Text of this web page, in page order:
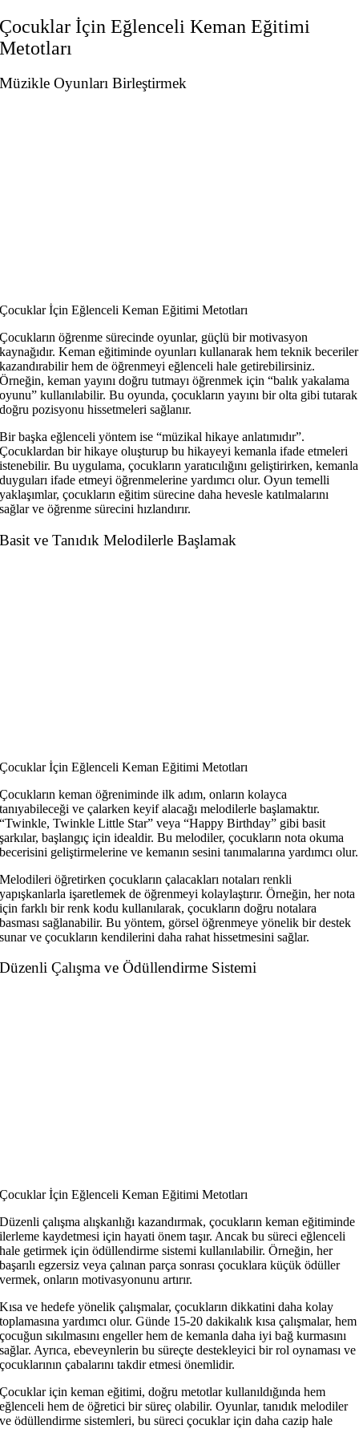
Çocuklar İçin Eğlenceli Keman Eğitimi
Metotları
Müzikle Oyunları Birleştirmek
Çocuklar İçin Eğlenceli Keman Eğitimi Metotları
Çocukların öğrenme sürecinde oyunlar, güçlü bir motivasyon
kaynağıdır. Keman eğitiminde oyunları kullanarak hem teknik beceriler
kazandırabilir hem de öğrenmeyi eğlenceli hale getirebilirsiniz.
Örneğin, keman yayını doğru tutmayı öğrenmek için “balık yakalama
oyunu” kullanılabilir. Bu oyunda, çocukların yayını bir olta gibi tutarak
doğru pozisyonu hissetmeleri sağlanır.
Bir başka eğlenceli yöntem ise “müzikal hikaye anlatımıdır”.
Çocuklardan bir hikaye oluşturup bu hikayeyi kemanla ifade etmeleri
istenebilir. Bu uygulama, çocukların yaratıcılığını geliştirirken, kemanla
duyguları ifade etmeyi öğrenmelerine yardımcı olur. Oyun temelli
yaklaşımlar, çocukların eğitim sürecine daha hevesle katılmalarını
sağlar ve öğrenme sürecini hızlandırır.
Basit ve Tanıdık Melodilerle Başlamak
Çocuklar İçin Eğlenceli Keman Eğitimi Metotları
Çocukların keman öğreniminde ilk adım, onların kolayca
tanıyabileceği ve çalarken keyif alacağı melodilerle başlamaktır.
“Twinkle, Twinkle Little Star” veya “Happy Birthday” gibi basit
şarkılar, başlangıç için idealdir. Bu melodiler, çocukların nota okuma
becerisini geliştirmelerine ve kemanın sesini tanımalarına yardımcı olur.
Melodileri öğretirken çocukların çalacakları notaları renkli
yapışkanlarla işaretlemek de öğrenmeyi kolaylaştırır. Örneğin, her nota
için farklı bir renk kodu kullanılarak, çocukların doğru notalara
basması sağlanabilir. Bu yöntem, görsel öğrenmeye yönelik bir destek
sunar ve çocukların kendilerini daha rahat hissetmesini sağlar.
Düzenli Çalışma ve Ödüllendirme Sistemi
Çocuklar İçin Eğlenceli Keman Eğitimi Metotları
Düzenli çalışma alışkanlığı kazandırmak, çocukların keman eğitiminde
ilerleme kaydetmesi için hayati önem taşır. Ancak bu süreci eğlenceli
hale getirmek için ödüllendirme sistemi kullanılabilir. Örneğin, her
başarılı egzersiz veya çalınan parça sonrası çocuklara küçük ödüller
vermek, onların motivasyonunu artırır.
Kısa ve hedefe yönelik çalışmalar, çocukların dikkatini daha kolay
toplamasına yardımcı olur. Günde 15-20 dakikalık kısa çalışmalar, hem
çocuğun sıkılmasını engeller hem de kemanla daha iyi bağ kurmasını
sağlar. Ayrıca, ebeveynlerin bu süreçte destekleyici bir rol oynaması ve
çocuklarının çabalarını takdir etmesi önemlidir.
Çocuklar için keman eğitimi, doğru metotlar kullanıldığında hem
eğlenceli hem de öğretici bir süreç olabilir. Oyunlar, tanıdık melodiler
ve ödüllendirme sistemleri, bu süreci çocuklar için daha cazip hale